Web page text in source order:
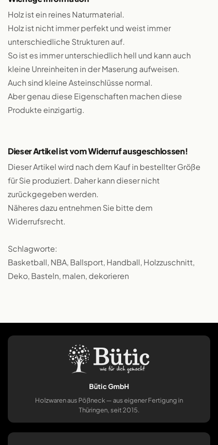
Holz ist ein reines Naturmaterial.
Holz ist nicht immer perfekt und weist immer
unterschiedliche Strukturen auf.
So ist es immer unterschiedlich hell und kann auch
kleine Unreinheiten in der Maserung aufweisen.
Auch sind kleine Asteinschlüsse normal.
Aber genau diese Eigenschaften machen diese
Produkte einzigartig.
Dieser Artikel ist vom Widerruf ausgeschlossen!
Dieser Artikel wird nach dem Kauf in bestellter Größe
für Sie produziert. Daher kann dieser nicht
zurückgegeben werden.
Näheres dazu entnehmen Sie bitte dem
Widerrufsrecht.
Schlagworte:
Basketball, NBA, Ballsport, Handball, Holzzuschnitt,
Deko, Basteln, malen, dekorieren
Bütic GmbH
Holzwaren aus Pößneck — aus eigener Fertigung in
Thüringen, seit 2015.